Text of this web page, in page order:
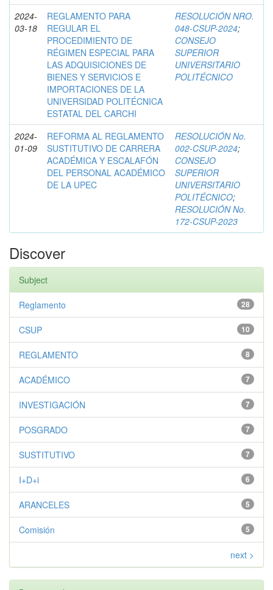
2024-
03-18
REGLAMENTO PARA
REGULAR EL
PROCEDIMIENTO DE
RÉGIMEN ESPECIAL PARA
LAS ADQUISICIONES DE
BIENES Y SERVICIOS E
IMPORTACIONES DE LA
UNIVERSIDAD POLITÉCNICA
ESTATAL DEL CARCHI
RESOLUCIÓN NRO.
048-CSUP-2024;
CONSEJO
SUPERIOR
UNIVERSITARIO
POLITÉCNICO
2024-
01-09
REFORMA AL REGLAMENTO
SUSTITUTIVO DE CARRERA
ACADÉMICA Y ESCALAFÓN
DEL PERSONAL ACADÉMICO
DE LA UPEC
RESOLUCIÓN No.
002-CSUP-2024;
CONSEJO
SUPERIOR
UNIVERSITARIO
POLITÉCNICO;
RESOLUCIÓN No.
172-CSUP-2023
Discover
Subject
28
Reglamento
10
CSUP
8
REGLAMENTO
7
ACADÉMICO
7
INVESTIGACIÓN
7
POSGRADO
7
SUSTITUTIVO
6
I+D+i
5
ARANCELES
5
Comisión
next >